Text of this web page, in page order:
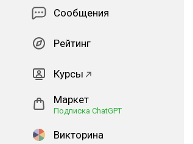
Сообщения
Рейтинг
Курсы
Маркет
Подписка ChatGPT
Викторина